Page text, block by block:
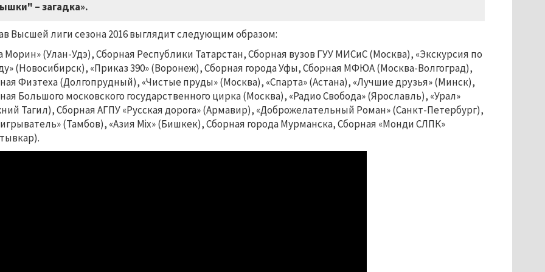
– загадка».
Высшей лиги сезона 2016 выглядит следующим образом:
Морин» (Улан-Удэ), Сборная Республики Татарстан, Сборная вузов ГУУ МИСиС (Москва), «Экскурсия по
(Новосибирск), «Приказ 390» (Воронеж), Сборная города Уфы, Сборная МФЮА (Москва-Волгоград),
Физтеха (Долгопрудный), «Чистые пруды» (Москва), «Спарта» (Астана), «Лучшие друзья» (Минск),
Большого московского государственного цирка (Москва), «Радио Свобода» (Ярославль), «Урал»
Тагил), Сборная АГПУ «Русская дорога» (Армавир), «Доброжелательный Роман» (Санкт-Петербург),
(Тамбов), «Азия Mix» (Бишкек), Сборная города Мурманска, Сборная «Монди СЛПК»